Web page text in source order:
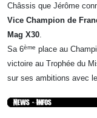
Châssis que Jérôme
Vice Champion de
Mag X30.
Sa 6ème place au
victoire au Trophée du
sur ses ambitions avec le